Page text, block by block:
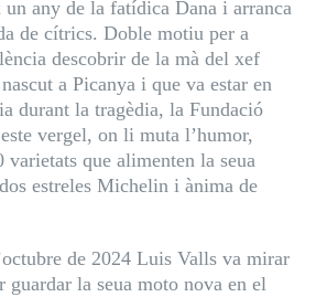
any de la fatídica Dana i arranca
de cítrics. Doble motiu per a
descobrir de la mà del xef
a Picanya i que va estar en
durant la tragèdia, la Fundació
vergel, on li muta l’humor,
varietats que alimenten la seua
estreles Michelin i ànima de
de 2024 Luis Valls va mirar
la seua moto nova en el